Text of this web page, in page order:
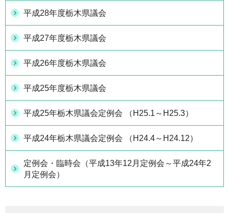
平成28年度栃木県議会
平成27年度栃木県議会
平成26年度栃木県議会
平成25年度栃木県議会
平成25年栃木県議会定例会 （H25.1～H25.3）
平成24年栃木県議会定例会 （H24.4～H24.12）
定例会・臨時会（平成13年12月定例会～平成24年2
月定例会）